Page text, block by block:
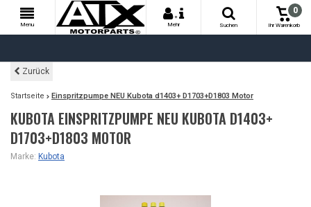
Menu
+
Mehr
Suchen
0
Ihr Warenkorb
Zurück
Startseite Einspritzpumpe NEU Kubota d1403+ D1703+D1803 Motor
KUBOTA EINSPRITZPUMPE NEU KUBOTA D1403+
D1703+D1803 MOTOR
Marke: Kubota